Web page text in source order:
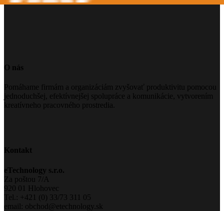
O nás
Pomáhame firmám a organizáciám zvyšovať produktivitu pomocou
jednoduchšej, efektívnejšej spolupráce a komunikácie, vytvorením
kreatívneho pracovného prostredia.
Kontakt
eTechnology s.r.o.
Za poštou 7/A
920 01 Hlohovec
Tel.: +421 (0) 33/73 311 05
email: obchod@etechnology.sk